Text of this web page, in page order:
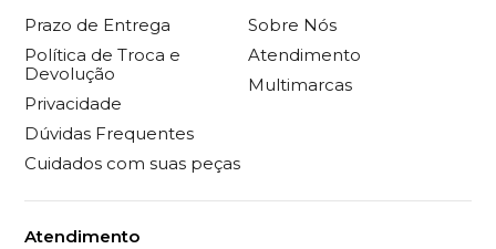
Prazo de Entrega
Política de Troca e
Devolução
Privacidade
Dúvidas Frequentes
Cuidados com suas peças
Sobre Nós
Atendimento
Multimarcas
Atendimento